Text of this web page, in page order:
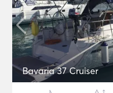
Bavaria 37 Cruiser